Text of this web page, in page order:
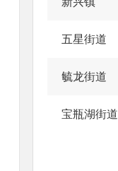
五星街道
毓龙街道
宝瓶湖街道